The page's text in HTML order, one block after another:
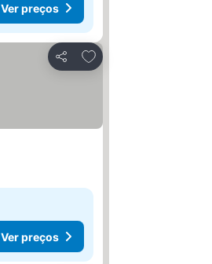
Ver preços
Partilhar
Adicionar aos favoritos
Ver preços